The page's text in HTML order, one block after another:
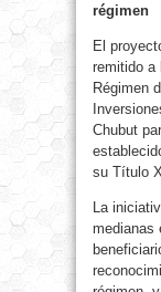
régimen
El
remitido a
Régimen
Chubut
su Título
La
medianas